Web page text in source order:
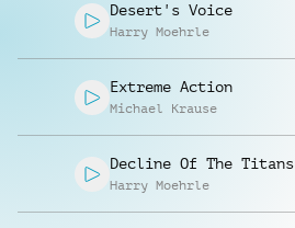
Desert's Voice
Harry Moehrle
Extreme Action
Michael Krause
Decline Of The Titans
Harry Moehrle